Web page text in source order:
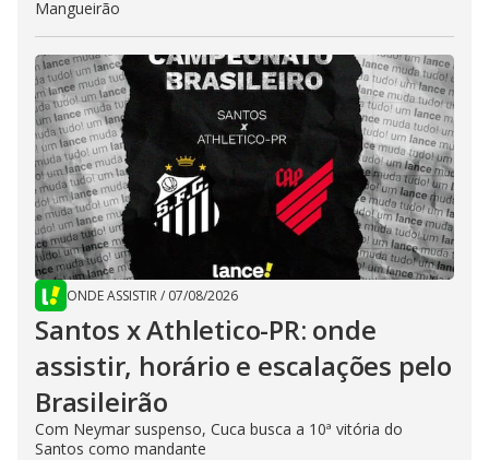
Mangueirão
ONDE ASSISTIR/ 07/08/2026
Santos x Athletico-PR: onde
assistir, horário e escalações pelo
Brasileirão
Com Neymar suspenso, Cuca busca a 10ª vitória do
Santos como mandante